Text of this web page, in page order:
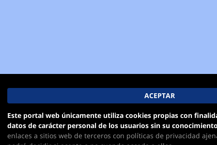
Este portal web únicamente utiliza cookies propias con
datos de carácter personal de los usuarios sin su
enlaces a sitios web de terceros con políticas de privacidad